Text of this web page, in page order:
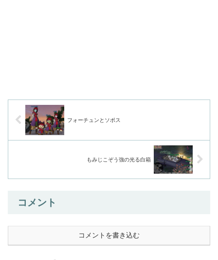
フォーチュンとソポス
もみじこぞう強の光る白箱
コメント
コメントを書き込む